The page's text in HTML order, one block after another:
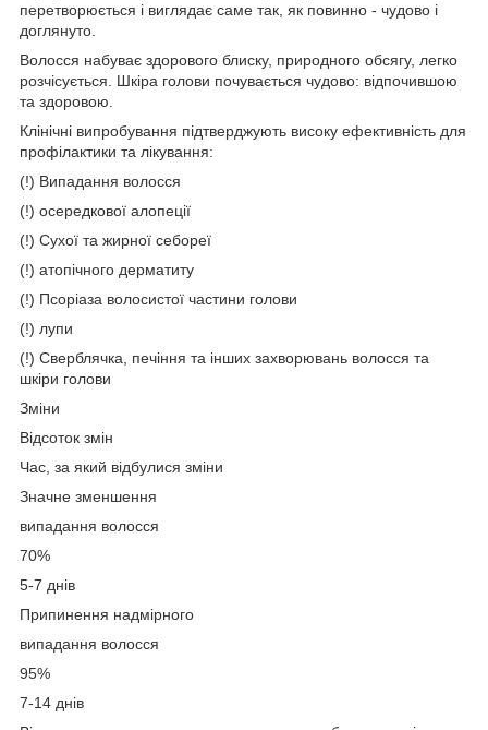
перетворюється і виглядає саме так, як повинно - чудово і
доглянуто.
Волосся набуває здорового блиску, природного обсягу, легко
розчісується. Шкіра голови почувається чудово: відпочившою
та здоровою.
Клінічні випробування підтверджують високу ефективність для
профілактики та лікування:
(!) Випадання волосся
(!) осередкової алопеції
(!) Сухої та жирної себореї
(!) атопічного дерматиту
(!) Псоріаза волосистої частини голови
(!) лупи
(!) Сверблячка, печіння та інших захворювань волосся та
шкіри голови
Зміни
Відсоток змін
Час, за який відбулися зміни
Значне зменшення
випадання волосся
70%
5-7 днів
Припинення надмірного
випадання волосся
95%
7-14 днів